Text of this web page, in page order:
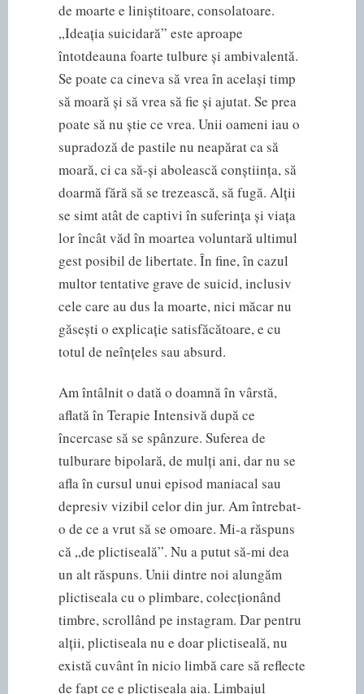
de moarte e liniștitoare, consolatoare.
„Ideația suicidară” este aproape
întotdeauna foarte tulbure și ambivalentă.
Se poate ca cineva să vrea în același timp
să moară și să vrea să fie și ajutat. Se prea
poate să nu știe ce vrea. Unii oameni iau o
supradoză de pastile nu neapărat ca să
moară, ci ca să-și abolească conștiința, să
doarmă fără să se trezească, să fugă. Alții
se simt atât de captivi în suferința și viața
lor încât văd în moartea voluntară ultimul
gest posibil de libertate. În fine, în cazul
multor tentative grave de suicid, inclusiv
cele care au dus la moarte, nici măcar nu
găsești o explicație satisfăcătoare, e cu
totul de neînțeles sau absurd.
Am întâlnit o dată o doamnă în vârstă,
aflată în Terapie Intensivă după ce
încercase să se spânzure. Suferea de
tulburare bipolară, de mulți ani, dar nu se
afla în cursul unui episod maniacal sau
depresiv vizibil celor din jur. Am întrebat-
o de ce a vrut să se omoare. Mi-a răspuns
că „de plictiseală”. Nu a putut să-mi dea
un alt răspuns. Unii dintre noi alungăm
plictiseala cu o plimbare, colecționând
timbre, scrollând pe instagram. Dar pentru
alții, plictiseala nu e doar plictiseală, nu
există cuvânt în nicio limbă care să reflecte
de fapt ce e plictiseala aia. Limbajul